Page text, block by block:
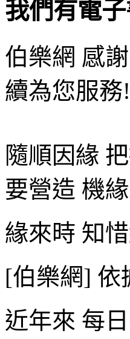
我們有電
伯樂網 感
續為您服務!
隨順因緣
要營造 機
緣來時 知
[伯樂網] 依
近年來 每